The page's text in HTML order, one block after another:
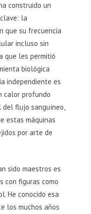
construido un
la
que su frecuencia
incluso sin
que les permitió
biológica
independiente es
calor profundo
del flujo sanguíneo,
estas máquinas
por arte de
sido maestros es
con figuras como
He conocido esa
los muchos años